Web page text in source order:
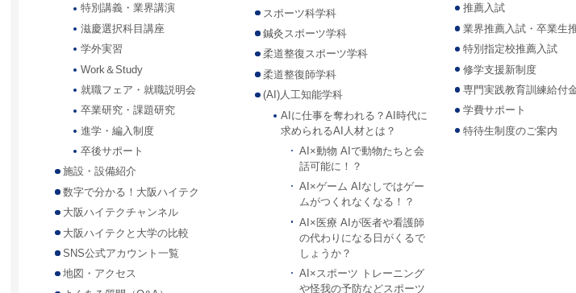
特別講義・業界講演
滋慶選択科目講座
学外実習
Work＆Study
就職フェア・就職説明会
卒業研究・課題研究
進学・編入制度
卒後サポート
施設・設備紹介
数字で分かる！大阪ハイテク
大阪ハイテクチャンネル
大阪ハイテクと大学の比較
SNS公式アカウント一覧
地図・アクセス
スポーツ科学科
鍼灸スポーツ学科
柔道整復スポーツ学科
柔道整復師学科
(AI)人工知能学科
AIに仕事を奪われる？AI時代に
求められるAI人材とは？
AI×動物 AIで動物たちと会
話可能に！？
AI×ゲーム AIなしではゲー
ムがつくれなくなる！？
AI×医療 AIが医者や看護師
の代わりになる日がくるで
しょうか？
AI×スポーツ トレーニング
や怪我の予防などスポーツ
推薦入試
業界推薦入試・卒業生
特別指定校推薦入試
修学支援新制度
専門実践教育訓練給付
学費サポート
特待生制度のご案内